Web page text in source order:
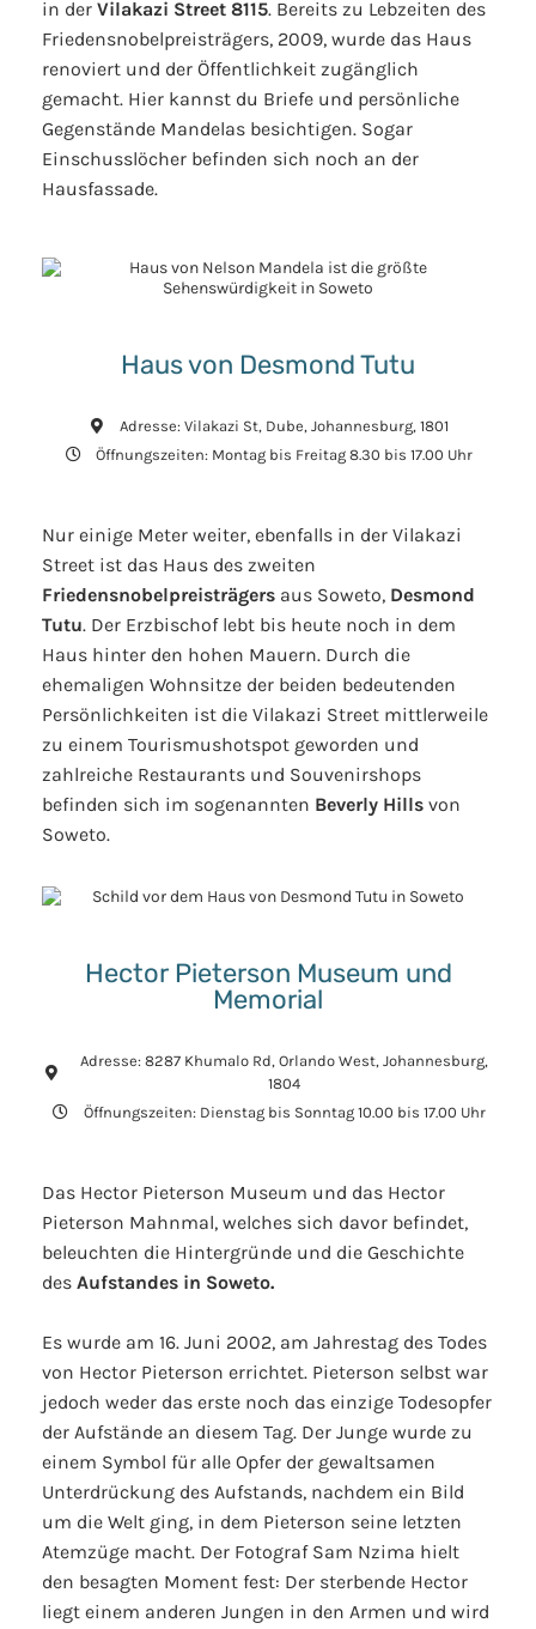
in der Vilakazi Street 8115. Bereits zu Lebzeiten des
Friedensnobelpreisträgers, 2009, wurde das Haus
renoviert und der Öffentlichkeit zugänglich
gemacht. Hier kannst du Briefe und persönliche
Gegenstände Mandelas besichtigen. Sogar
Einschusslöcher befinden sich noch an der
Hausfassade.
Haus von Desmond Tutu
Adresse: Vilakazi St, Dube, Johannesburg, 1801
Öffnungszeiten: Montag bis Freitag 8.30 bis 17.00 Uhr
Nur einige Meter weiter, ebenfalls in der Vilakazi
Street ist das Haus des zweiten
Friedensnobelpreisträgers aus Soweto, Desmond
Tutu. Der Erzbischof lebt bis heute noch in dem
Haus hinter den hohen Mauern. Durch die
ehemaligen Wohnsitze der beiden bedeutenden
Persönlichkeiten ist die Vilakazi Street mittlerweile
zu einem Tourismushotspot geworden und
zahlreiche Restaurants und Souvenirshops
befinden sich im sogenannten Beverly Hills von
Soweto.
Hector Pieterson Museum und
Memorial
Adresse: 8287 Khumalo Rd, Orlando West, Johannesburg,
1804
Öffnungszeiten: Dienstag bis Sonntag 10.00 bis 17.00 Uhr
Das Hector Pieterson Museum und das Hector
Pieterson Mahnmal, welches sich davor befindet,
beleuchten die Hintergründe und die Geschichte
des Aufstandes in Soweto.
Es wurde am 16. Juni 2002, am Jahrestag des Todes
von Hector Pieterson errichtet. Pieterson selbst war
jedoch weder das erste noch das einzige Todesopfer
der Aufstände an diesem Tag. Der Junge wurde zu
einem Symbol für alle Opfer der gewaltsamen
Unterdrückung des Aufstands, nachdem ein Bild
um die Welt ging, in dem Pieterson seine letzten
Atemzüge macht. Der Fotograf Sam Nzima hielt
den besagten Moment fest: Der sterbende Hector
liegt einem anderen Jungen in den Armen und wird